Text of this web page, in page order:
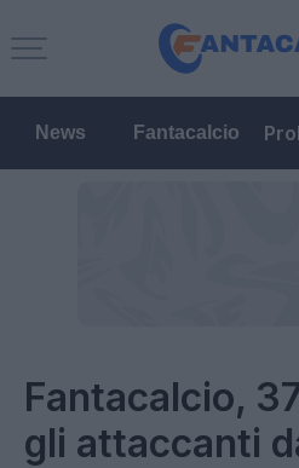
News Fantacalcio
Fantacalcio,
gli attaccanti